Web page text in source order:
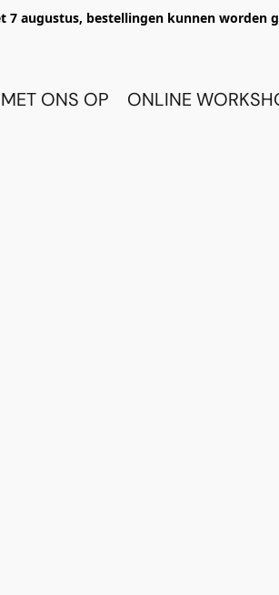
augustus, bestellingen kunnen worden
ONS OP ONLINE